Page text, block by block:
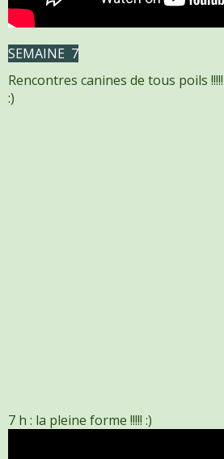
SEMAINE 7
Rencontres canines de tous poils
:)
7 h : la pleine forme !!!!! :)